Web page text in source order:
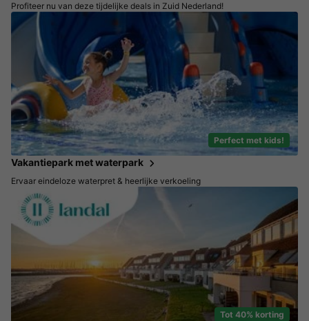
Profiteer nu van deze tijdelijke deals in Zuid Nederland!
Perfect met kids!
Vakantiepark met waterpark
Ervaar eindeloze waterpret & heerlijke verkoeling
Tot 40% korting